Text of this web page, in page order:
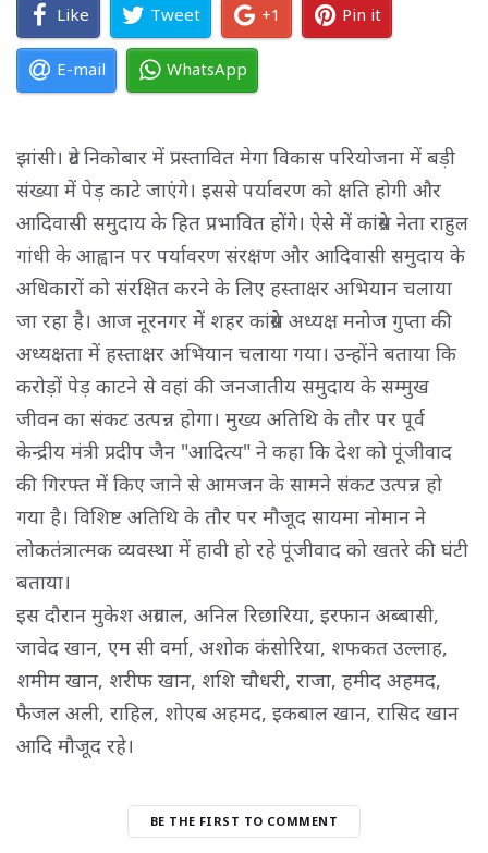
Like Tweet +1 Pin it
E-mail WhatsApp
झांसी। ग्रेट निकोबार में प्रस्तावित मेगा विकास परियोजना में बड़ी
संख्या में पेड़ काटे जाएंगे। इससे पर्यावरण को क्षति होगी और
आदिवासी समुदाय के हित प्रभावित होंगे। ऐसे में कांग्रेस नेता राहुल
गांधी के आह्वान पर पर्यावरण संरक्षण और आदिवासी समुदाय के
अधिकारों को संरक्षित करने के लिए हस्ताक्षर अभियान चलाया
जा रहा है। आज नूरनगर में शहर कांग्रेस अध्यक्ष मनोज गुप्ता की
अध्यक्षता में हस्ताक्षर अभियान चलाया गया। उन्होंने बताया कि
करोड़ों पेड़ काटने से वहां की जनजातीय समुदाय के सम्मुख
जीवन का संकट उत्पन्न होगा। मुख्य अतिथि के तौर पर पूर्व
केन्द्रीय मंत्री प्रदीप जैन "आदित्य" ने कहा कि देश को पूंजीवाद
की गिरफ्त में किए जाने से आमजन के सामने संकट उत्पन्न हो
गया है। विशिष्ट अतिथि के तौर पर मौजूद सायमा नोमान ने
लोकतंत्रात्मक व्यवस्था में हावी हो रहे पूंजीवाद को खतरे की घंटी
बताया।
इस दौरान मुकेश अग्रवाल, अनिल रिछारिया, इरफान अब्बासी,
जावेद खान, एम सी वर्मा, अशोक कंसोरिया, शफकत उल्लाह,
शमीम खान, शरीफ खान, शशि चौधरी, राजा, हमीद अहमद,
फैजल अली, राहिल, शोएब अहमद, इकबाल खान, रासिद खान
आदि मौजूद रहे।
BE THE FIRST TO COMMENT